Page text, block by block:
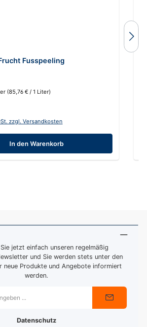
Fusspeeling
(85,76 € / 1 Liter)
zzgl. Versandkosten
In den Warenkorb
jetzt einfach unseren regelmäßig
und Sie werden stets unter den
neue Produkte und Angebote informiert
werden.
Datenschutz